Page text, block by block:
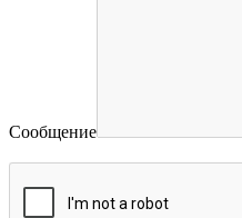
Сообщение